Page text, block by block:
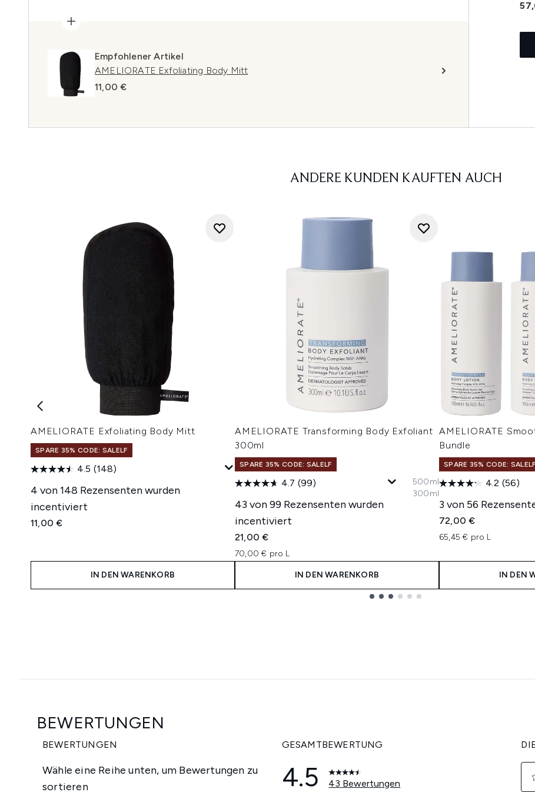
Empfohlener Artikel
AMELIORATE Exfoliating Body Mitt
11,00 €
ANDERE KUNDEN KAUFTEN AUCH
AMELIORATE Exfoliating Body Mitt
SPARE 35% CODE: SALELF
4.5 (148)
4 von 148 Rezensenten wurden
incentiviert
11,00 €
IN DEN WARENKORB
AMELIORATE Transforming Body Exfoliant
300ml
SPARE 35% CODE: SALELF
4.7 (99)
43 von 99 Rezensenten wurden
incentiviert
21,00 €
70,00 € pro L
500ml
300ml
IN DEN WARENKORB
AMELIORATE
Bundle
SPARE 35% CODE: SALELF
4.2 (56)
3 von 56
72,00 €
65,45 € pro L
IN DEN